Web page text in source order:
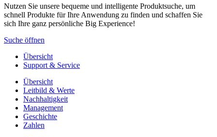
Nutzen Sie unsere bequeme und intelligente Produktsuche, um
schnell Produkte für Ihre Anwendung zu finden und schaffen Sie
sich Ihre ganz persönliche Big Experience!
Suche öffnen
Übersicht
Support & Service
Übersicht
Leitbild & Werte
Nachhaltigkeit
Management
Geschichte
Zahlen